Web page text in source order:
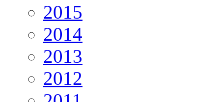
2015
2014
2013
2012